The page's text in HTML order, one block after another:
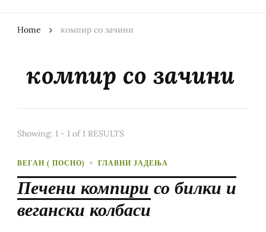
Home компир со зачини
компир со зачини
Showing: 1 - 1 of 1 RESULTS
ВЕГАН ( ПОСНО) ГЛАВНИ ЈАДЕЊА
Печени компири со билки и
вегански колбаси